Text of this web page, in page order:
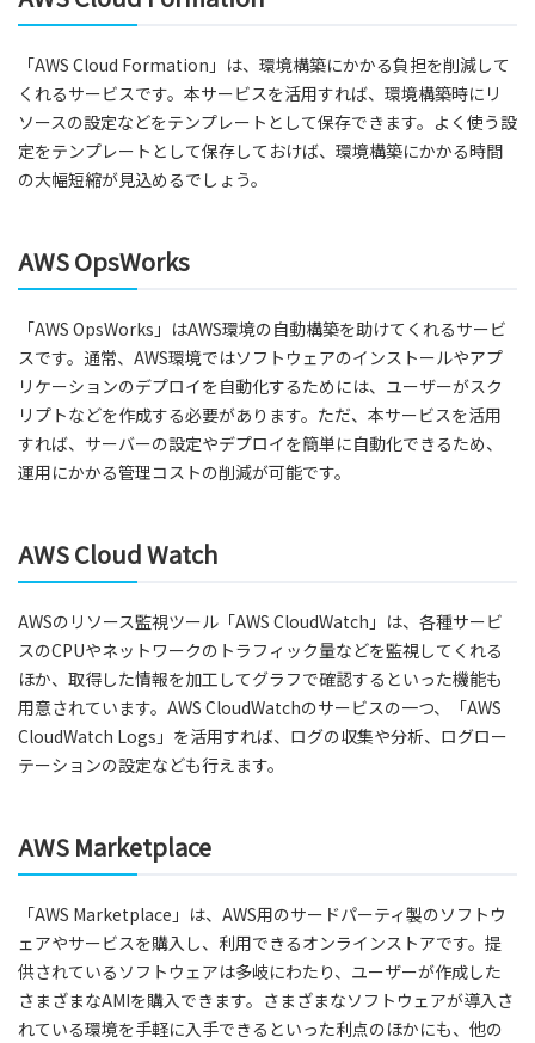
「AWS Cloud Formation」は、環境構築にかかる負担を削減して
くれるサービスです。本サービスを活用すれば、環境構築時にリ
ソースの設定などをテンプレートとして保存できます。よく使う設
定をテンプレートとして保存しておけば、環境構築にかかる時間
の大幅短縮が見込めるでしょう。
AWS OpsWorks
「AWS OpsWorks」はAWS環境の自動構築を助けてくれるサービ
スです。通常、AWS環境ではソフトウェアのインストールやアプ
リケーションのデプロイを自動化するためには、ユーザーがスク
リプトなどを作成する必要があります。ただ、本サービスを活用
すれば、サーバーの設定やデプロイを簡単に自動化できるため、
運用にかかる管理コストの削減が可能です。
AWS Cloud Watch
AWSのリソース監視ツール「AWS CloudWatch」は、各種サービ
スのCPUやネットワークのトラフィック量などを監視してくれる
ほか、取得した情報を加工してグラフで確認するといった機能も
用意されています。AWS CloudWatchのサービスの一つ、「AWS
CloudWatch Logs」を活用すれば、ログの収集や分析、ログロー
テーションの設定なども行えます。
AWS Marketplace
「AWS Marketplace」は、AWS用のサードパーティ製のソフトウ
ェアやサービスを購入し、利用できるオンラインストアです。提
供されているソフトウェアは多岐にわたり、ユーザーが作成した
さまざまなAMIを購入できます。さまざまなソフトウェアが導入さ
れている環境を手軽に入手できるといった利点のほかにも、他の